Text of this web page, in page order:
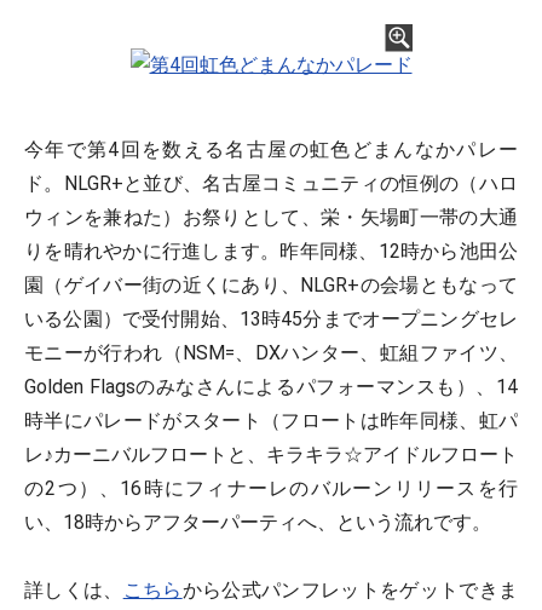
今年で第4回を数える名古屋の虹色どまんなかパレー
ド。NLGR+と並び、名古屋コミュニティの恒例の（ハロ
ウィンを兼ねた）お祭りとして、栄・矢場町一帯の大通
りを晴れやかに行進します。昨年同様、12時から池田公
園（ゲイバー街の近くにあり、NLGR+の会場ともなって
いる公園）で受付開始、13時45分までオープニングセレ
モニーが行われ（NSM=、DXハンター、虹組ファイツ、
Golden Flagsのみなさんによるパフォーマンスも）、14
時半にパレードがスタート（フロートは昨年同様、虹パ
レ♪カーニバルフロートと、キラキラ☆アイドルフロート
の2つ）、16時にフィナーレのバルーンリリースを行
い、18時からアフターパーティへ、という流れです。
詳しくは、 こちらから公式パンフレットをゲットできま